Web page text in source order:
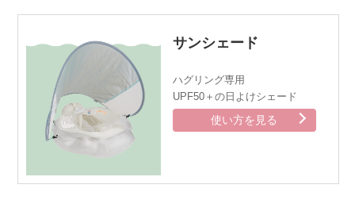
サンシェード
ハグリング専用
UPF50＋の日よけシェード
使い方を見る